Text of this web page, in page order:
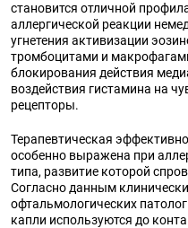
становится отличной
аллергической реакции
угнетения активизации
тромбоцитами и
блокирования действия
воздействия гистамина на
рецепторы.
Терапевтическая
особенно выражена при
типа, развитие которой
Согласно данным
офтальмологических
капли используются до